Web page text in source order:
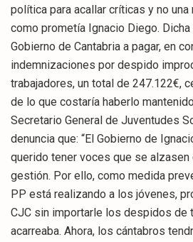
política para acallar críticas y no
como prometía Ignacio Diego. Dicha
Gobierno de Cantabria a pagar, en
indemnizaciones por despido
trabajadores, un total de 247.122€,
de lo que costaría haberlo
Secretario General de Juventudes
denuncia que: “El Gobierno de
querido tener voces que se
gestión. Por ello, como medida
PP está realizando a los jóvenes,
CJC sin importarle los despidos de
acarreaba. Ahora, los cántabros